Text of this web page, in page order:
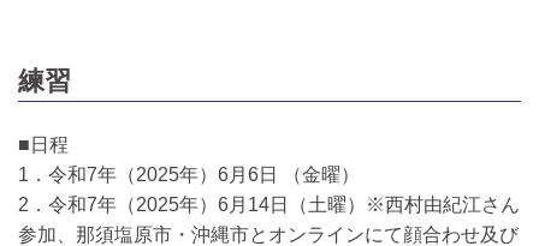
練習
■日程
1．令和7年（2025年）6月6日 （金曜）
2．令和7年（2025年）6月14日（土曜）※西村由紀江さん
参加、那須塩原市・沖縄市とオンラインにて顔合わせ及び